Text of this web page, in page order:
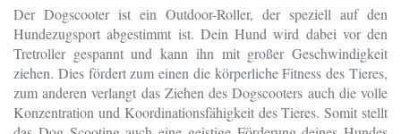
Der Dogscooter ist ein Outdoor-Roller, der speziell auf den
Hundezugsport abgestimmt ist. Dein Hund wird dabei vor den
Tretroller gespannt und kann ihn mit großer Geschwindigkeit
ziehen. Dies fördert zum einen die körperliche Fitness des Tieres,
zum anderen verlangt das Ziehen des Dogscooters auch die volle
Konzentration und Koordinationsfähigkeit des Tieres. Somit stellt